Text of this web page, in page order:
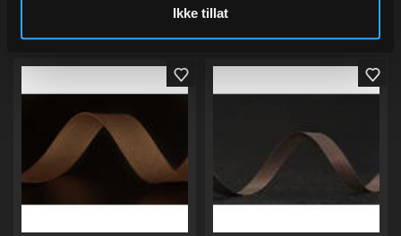
Ikke tillat